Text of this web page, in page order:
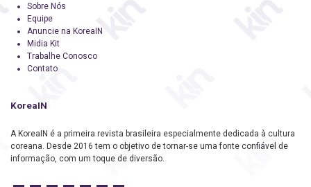
Sobre Nós
Equipe
Anuncie na KoreaIN
Midia Kit
Trabalhe Conosco
Contato
KoreaIN
A KoreaIN é a primeira revista brasileira especialmente dedicada à cultura
coreana. Desde 2016 tem o objetivo de tornar-se uma fonte confiável de
informação, com um toque de diversão.